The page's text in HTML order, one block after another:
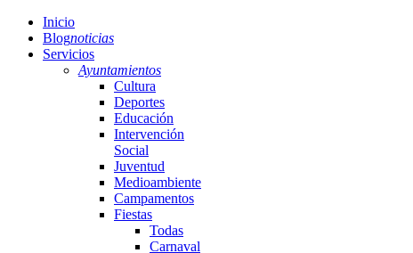
Inicio
Blognoticias
Servicios
Ayuntamientos
Cultura
Deportes
Educación
Intervención
Social
Juventud
Medioambiente
Campamentos
Fiestas
Todas
Carnaval